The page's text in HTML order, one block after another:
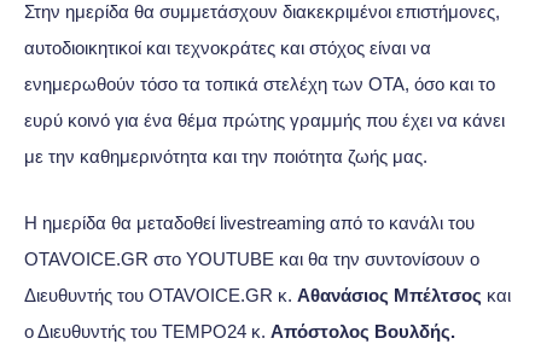
Στην ημερίδα θα συμμετάσχουν διακεκριμένοι επιστήμονες,
αυτοδιοικητικοί και τεχνοκράτες και στόχος είναι να
ενημερωθούν τόσο τα τοπικά στελέχη των ΟΤΑ, όσο και το
ευρύ κοινό για ένα θέμα πρώτης γραμμής που έχει να κάνει
με την καθημερινότητα και την ποιότητα ζωής μας.
Η ημερίδα θα μεταδοθεί livestreaming από το κανάλι του
OTAVOICE.GR στο YOUTUBE και θα την συντονίσουν ο
Διευθυντής του OTAVOICE.GR κ. Αθανάσιος Μπέλτσος και
ο Διευθυντής του TEMPO24 κ. Απόστολος Βουλδής.